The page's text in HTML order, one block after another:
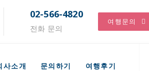
02-566-4820
전화 문의
여행문의
사소개 문의하기 여행후기